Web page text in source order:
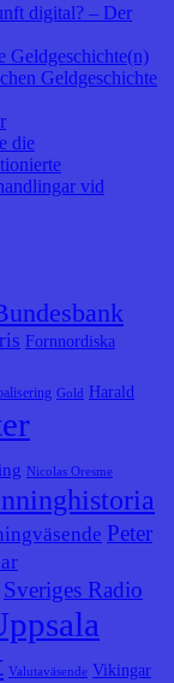
digital? – Der
Geldgeschichte(n)
Geldgeschichte
die
vid
Fornnordiska
Gold Harald
Nicolas Oresme
Peter
Sveriges Radio
Valutaväsende Vikingar